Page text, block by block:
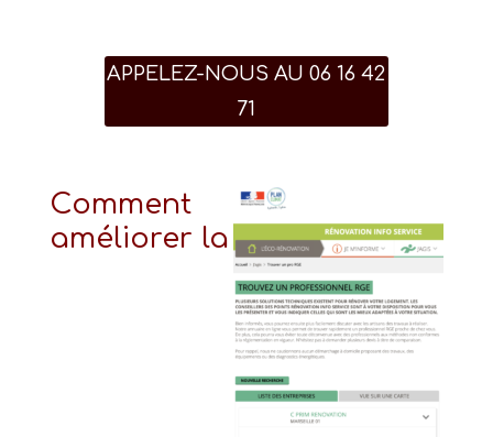
APPELEZ-NOUS AU 06 16 42
71
Comment
améliorer la